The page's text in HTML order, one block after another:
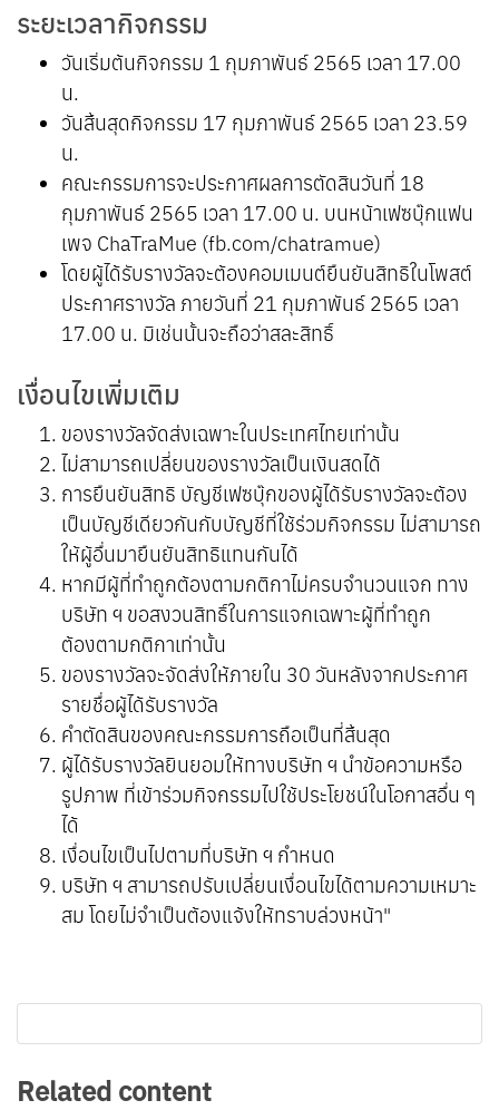
ระยะเวลากิจกรรม
วันเริ่มต้นกิจกรรม 1 กุมภาพันธ์ 2565 เวลา 17.00
น.
วันสิ้นสุดกิจกรรม 17 กุมภาพันธ์ 2565 เวลา 23.59
น.
คณะกรรมการจะประกาศผลการตัดสินวันที่ 18
กุมภาพันธ์ 2565 เวลา 17.00 น. บนหน้าเฟซบุ๊กแฟน
เพจ ChaTraMue (fb.com/chatramue)
โดยผู้ได้รับรางวัลจะต้องคอมเมนต์ยืนยันสิทธิในโพสต์
ประกาศรางวัล ภายวันที่ 21 กุมภาพันธ์ 2565 เวลา
17.00 น. มิเช่นนั้นจะถือว่าสละสิทธิ์
เงื่อนไขเพิ่มเติม
ของรางวัลจัดส่งเฉพาะในประเทศไทยเท่านั้น
ไม่สามารถเปลี่ยนของรางวัลเป็นเงินสดได้
การยืนยันสิทธิ บัญชีเฟซบุ๊กของผู้ได้รับรางวัลจะต้อง
เป็นบัญชีเดียวกันกับบัญชีที่ใช้ร่วมกิจกรรม ไม่สามารถ
ให้ผู้อื่นมายืนยันสิทธิแทนกันได้
หากมีผู้ที่ทำถูกต้องตามกติกาไม่ครบจำนวนแจก ทาง
บริษัท ฯ ขอสงวนสิทธิ์ในการแจกเฉพาะผู้ที่ทำถูก
ต้องตามกติกาเท่านั้น
ของรางวัลจะจัดส่งให้ภายใน 30 วันหลังจากประกาศ
รายชื่อผู้ได้รับรางวัล
คำตัดสินของคณะกรรมการถือเป็นที่สิ้นสุด
ผู้ได้รับรางวัลยินยอมให้ทางบริษัท ฯ นำข้อความหรือ
รูปภาพ ที่เข้าร่วมกิจกรรมไปใช้ประโยชน์ในโอกาสอื่น ๆ
ได้
เงื่อนไขเป็นไปตามที่บริษัท ฯ กำหนด
บริษัท ฯ สามารถปรับเปลี่ยนเงื่อนไขได้ตามความเหมาะ
สม โดยไม่จำเป็นต้องแจ้งให้ทราบล่วงหน้า"
Related content